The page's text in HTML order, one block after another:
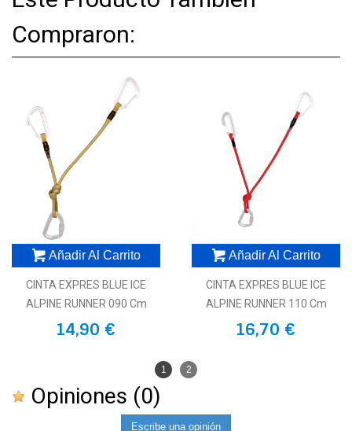
Compraron:
Añadir Al Carrito
CINTA EXPRES BLUE ICE
ALPINE RUNNER 090 Cm
14,90 €
Añadir Al Carrito
CINTA EXPRES BLUE ICE
ALPINE RUNNER 110 Cm
16,70 €
1 2
Opiniones (0)
Escribe una opinión